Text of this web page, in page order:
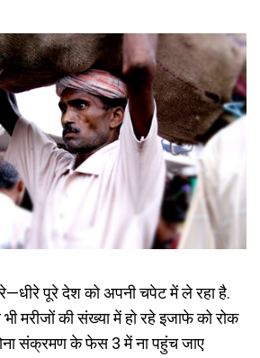
पूरे देश को अपनी चपेट में ले रहा है.
मरीजों की संख्या में हो रहे इजाफे को रोक
संक्रमण के फेस 3 में ना पहुंच जाए